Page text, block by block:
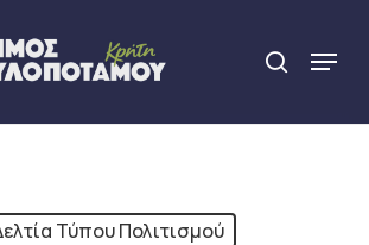
search
Menu
Τύπου Πολιτισμού
Close